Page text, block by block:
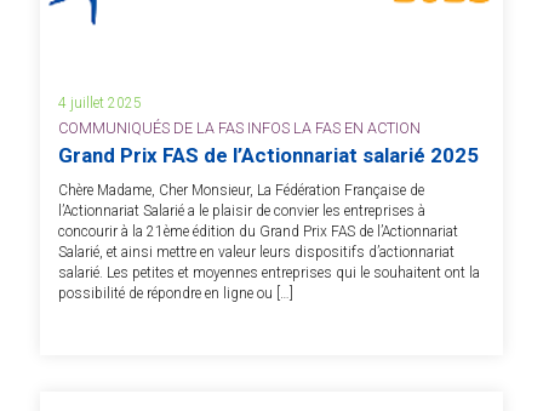
4 juillet 2025
COMMUNIQUÉS DE LA FAS INFOS LA FAS EN ACTION
Grand Prix FAS de l’Actionnariat salarié 2025
Chère Madame, Cher Monsieur, La Fédération Française de
l’Actionnariat Salarié a le plaisir de convier les entreprises à
concourir à la 21ème édition du Grand Prix FAS de l’Actionnariat
Salarié, et ainsi mettre en valeur leurs dispositifs d’actionnariat
salarié. Les petites et moyennes entreprises qui le souhaitent ont la
possibilité de répondre en ligne ou […]